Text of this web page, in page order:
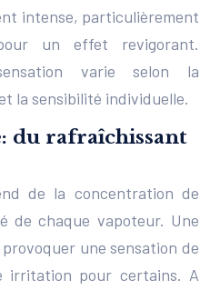
intense, particulièrement
un effet revigorant.
varie selon la
la sensibilité individuelle.
du rafraîchissant
de la concentration de
de chaque vapoteur. Une
une sensation de
irritation pour certains. A